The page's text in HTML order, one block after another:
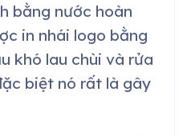
bằng nước hoàn
in nhái logo bằng
khó lau chùi và rửa
biệt nó rất là gây